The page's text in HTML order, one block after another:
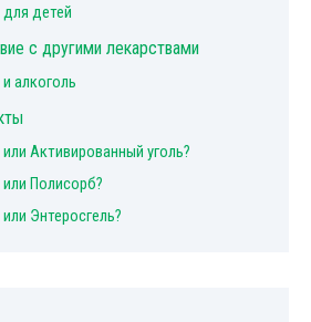
детей
с другими лекарствами
алкоголь
Активированный уголь?
Полисорб?
Энтеросгель?